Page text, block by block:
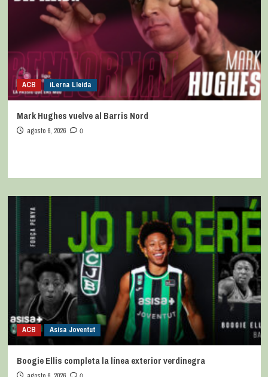
ACB iLerna Lleida
Mark Hughes vuelve al Barris Nord
agosto 6, 2026 0
ACB Asisa Joventut
Boogie Ellis completa la línea exterior verdinegra